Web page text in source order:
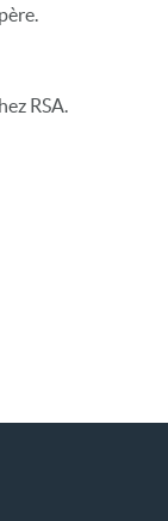
RSA.